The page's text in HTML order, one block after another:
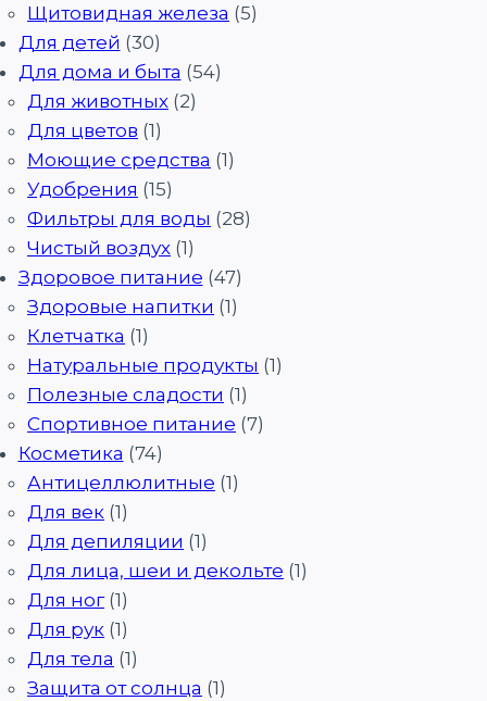
Щитовидная железа (5)
Для детей (30)
Для дома и быта (54)
Для животных (2)
Для цветов (1)
Моющие средства (1)
Удобрения (15)
Фильтры для воды (28)
Чистый воздух (1)
Здоровое питание (47)
Здоровые напитки (1)
Клетчатка (1)
Натуральные продукты (1)
Полезные сладости (1)
Спортивное питание (7)
Косметика (74)
Антицеллюлитные (1)
Для век (1)
Для депиляции (1)
Для лица, шеи и декольте (1)
Для ног (1)
Для рук (1)
Для тела (1)
Защита от солнца (1)